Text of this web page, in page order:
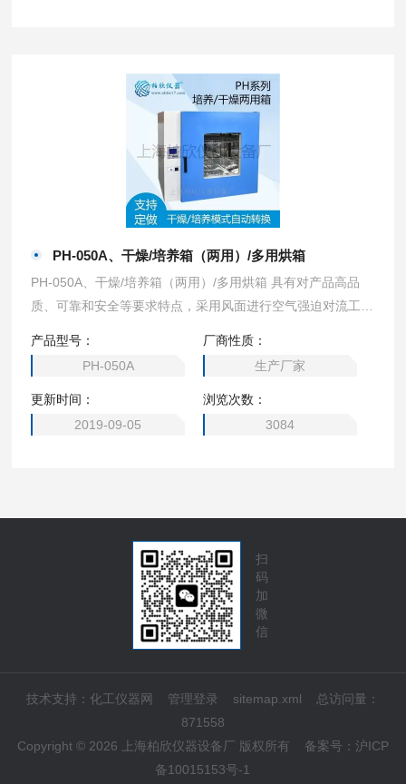
PH-050A、干燥/培养箱（两用）/多用烘箱
PH-050A、干燥/培养箱（两用）/多用烘箱 具有对产品高品
质、可靠和安全等要求特点，采用风面进行空气强迫对流工
产品型号：
PH-050A
厂商性质：
生产厂家
更新时间：
2019-09-05
浏览次数：
3084
扫
码
加
微
信
技术支持： 化工仪器网 管理登录 sitemap.xml
总访问量：
871558
Copyright © 2026 上海柏欣仪器设备厂 版权所有 备案号： 沪ICP
备10015153号-1